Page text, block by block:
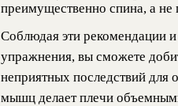
преимущественно спина, а не
Соблюдая эти рекомендации
упражнения, вы сможете
неприятных последствий для
мышц делает плечи